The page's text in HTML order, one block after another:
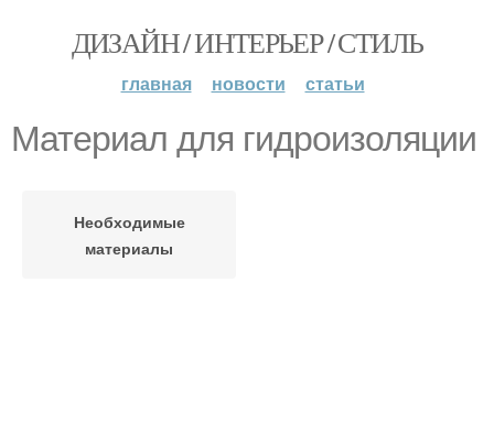
ДИЗАЙН / ИНТЕРЬЕР / СТИЛЬ
главная новости статьи
Материал для гидроизоляции
Необходимые
материалы